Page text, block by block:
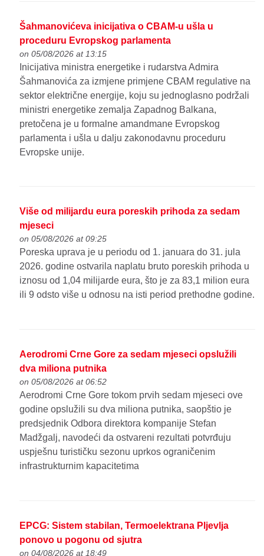
Šahmanovićeva inicijativa o CBAM-u ušla u
proceduru Evropskog parlamenta
on 05/08/2026 at 13:15
Inicijativa ministra energetike i rudarstva Admira
Šahmanovića za izmjene primjene CBAM regulative na
sektor električne energije, koju su jednoglasno podržali
ministri energetike zemalja Zapadnog Balkana,
pretočena je u formalne amandmane Evropskog
parlamenta i ušla u dalju zakonodavnu proceduru
Evropske unije.
Više od milijardu eura poreskih prihoda za sedam
mjeseci
on 05/08/2026 at 09:25
Poreska uprava je u periodu od 1. januara do 31. jula
2026. godine ostvarila naplatu bruto poreskih prihoda u
iznosu od 1,04 milijarde eura, što je za 83,1 milion eura
ili 9 odsto više u odnosu na isti period prethodne godine.
Aerodromi Crne Gore za sedam mjeseci opslužili
dva miliona putnika
on 05/08/2026 at 06:52
Aerodromi Crne Gore tokom prvih sedam mjeseci ove
godine opslužili su dva miliona putnika, saopštio je
predsjednik Odbora direktora kompanije Stefan
Madžgalj, navodeći da ostvareni rezultati potvrđuju
uspješnu turističku sezonu uprkos ograničenim
infrastrukturnim kapacitetima
EPCG: Sistem stabilan, Termoelektrana Pljevlja
ponovo u pogonu od sjutra
on 04/08/2026 at 18:49